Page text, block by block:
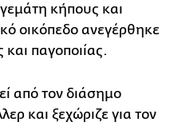
κήπους και
οικόπεδο ανεγέρθηκε
και παγοποιίας.
από τον διάσημο
και ξεχώριζε για τον